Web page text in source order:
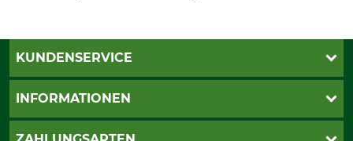
KUNDENSERVICE
Live-Shopping
INFORMATIONEN
AGB